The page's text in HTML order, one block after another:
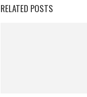
RELATED POSTS